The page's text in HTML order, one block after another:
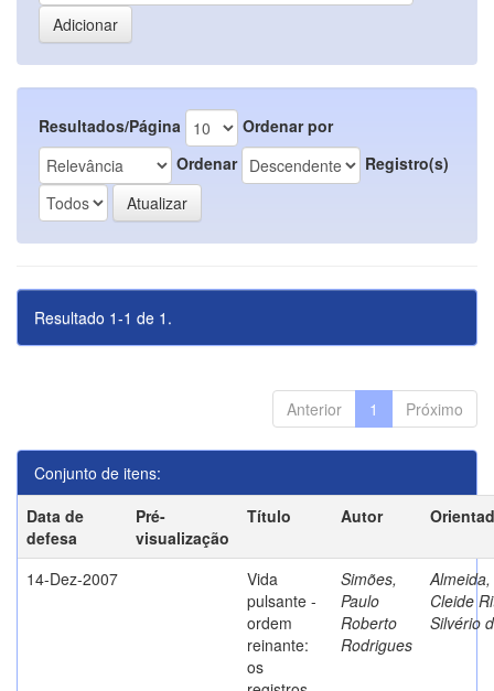
Resultados/Página
Ordenar por
Ordenar
Registro(s)
Resultado 1-1 de 1.
Anterior 1 Próximo
Conjunto de itens:
Data de
defesa
Pré-
visualização
Título Autor
14-Dez-2007
Vida
pulsante -
ordem
reinante:
os
Simões,
Paulo
Roberto
Rodrigues
Almeida,
Cleide
Silvério